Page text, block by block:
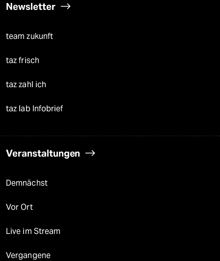
Newsletter
team zukunft
taz frisch
taz zahl ich
taz lab Infobrief
Veranstaltungen
Demnächst
Vor Ort
Live im Stream
Vergangene